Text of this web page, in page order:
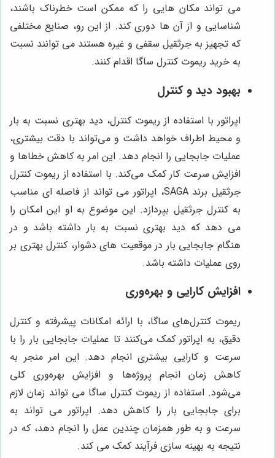
می تواند مکان هایی را که ممکن است خطرناک باشند،
شناسایی و از آن ها دوری کند. از این رو، صنایع مختلفی
که تجهیز به جرثقیل سقفی و غیره هستند می توانند نسبت
به خرید ریموت کنترل ساگا اقدام کنند.
بهبود دید و کنترل
اپراتور با استفاده از ریموت کنترل، دید بهتری نسبت به بار
و محیط اطراف خواهد داشت و می‌تواند با دقت بیشتری،
عملیات جابجایی را انجام دهد. این امر به کاهش خطاها و
افزایش سرعت کار کمک می‌کند. با استفاده از ریموت کنترل
جرثقیل برند SAGA، اپراتور می تواند از فاصله ای مناسب
به کنترل جرثقیل بپردازد. این موضوع به او این امکان را
می دهد که دید بهتری نسبت به بار داشته باشد و در
هنگام جابجایی بار در موقعیت های دشوار، کنترل بهتری بر
روی عملیات داشته باشد.
افزایش کارایی و بهره‌وری
ریموت کنترل‌های ساگا، با ارائه امکانات پیشرفته و کنترل
دقیق، به اپراتور کمک می‌کنند تا عملیات جابجایی بار را با
سرعت و کارایی بیشتری انجام دهد. این امر منجر به
کاهش زمان انجام پروژه‌ها و افزایش بهره‌وری کلی
می‌شود. استفاده از ریموت کنترل ساگا می تواند زمان لازم
برای جابجایی بار را کاهش دهد. اپراتور می تواند به
سرعت و به طور همزمان چندین عمل را انجام دهد، که در
نتیجه به بهینه سازی فرآیند کمک می کند.